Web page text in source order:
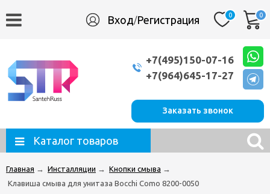
Вход/Регистрация 0 0
+7(495)150-07-16
+7(964)645-17-27
Заказать звонок
Каталог товаров
Главная → Инсталляции → Кнопки смыва →
Клавиша смыва для унитаза Bocchi Como 8200-0050